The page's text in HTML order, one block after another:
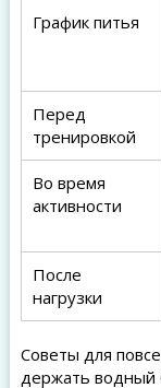
График питья
Перед
тренировкой
Во время
активности
После
нагрузки
Советы для
держать водный